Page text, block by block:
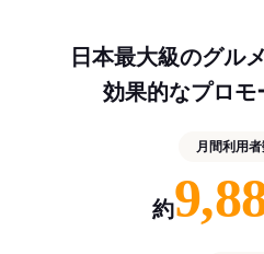
日本最大級のグル
効果的なプロモ
月間利用者
約